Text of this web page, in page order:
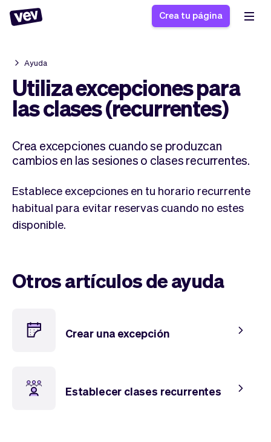
Software de gestión
para PYMES
Software de entregas
Software servicios de
campo
Formulario de registro
Sistema de pedidos
Sistema de reservas
programación de
clases
Historias
Blogs
App
Impuestos
Checkout
Tickets
Marketing
Diseño
Software
Vev
Clientes
Equipo
Crea tu página
Ayuda
Utiliza excepciones para
las clases (recurrentes)
Crea excepciones cuando se produzcan
cambios en las sesiones o clases recurrentes.
Establece excepciones en tu horario recurrente
habitual para evitar reservas cuando no estes
disponible.
Otros artículos de ayuda
Crear una excepción
Establecer clases recurrentes